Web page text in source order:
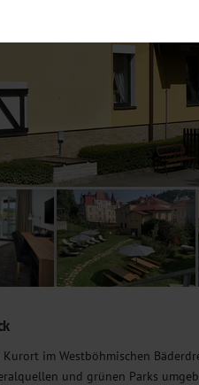
im Westböhmischen
und grünen Parks
Cookies sind für den Betrieb der
um Ihnen unsere Dienste bei
Angebot und unsere Webseite
Cookies können wir
Inhalte optimieren. Wir nutzen
der auf unsere Website
. Sie können Ihre
werden genutzt, um Ihnen